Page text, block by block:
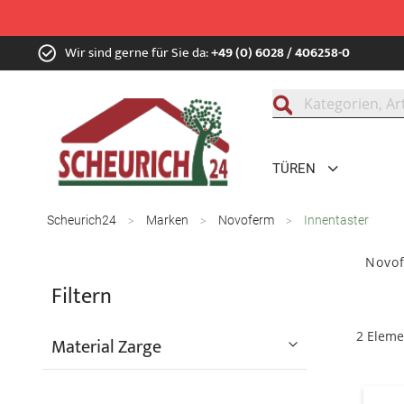
Zum
Inhalt Wir sind gerne für Sie da:+49 (0) 6028 / 406258-0
TÜREN
Scheurich24 Marken Novoferm Innentaster
2
Filtern
Material Zarge